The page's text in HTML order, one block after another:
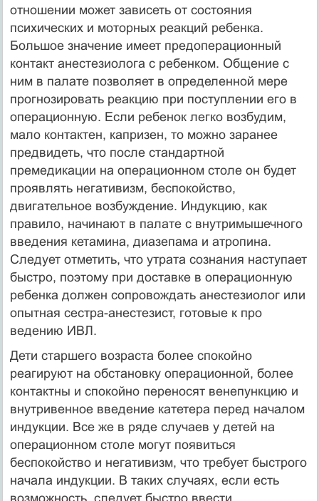
отношении может зависеть от состояния
психических и моторных реакций ребенка.
Большое значение имеет предоперационный
контакт анестезиолога с ребенком. Общение с
ним в палате позволяет в определенной мере
прогнозировать реакцию при поступлении его в
операционную. Если ребенок легко возбудим,
мало контактен, капризен, то можно заранее
предвидеть, что после стандартной
премедикации на операционном столе он будет
проявлять негативизм, беспокойство,
двигательное возбуждение. Индукцию, как
правило, начинают в палате с внутримышечного
введения кетамина, диазепама и атропина.
Следует отметить, что утрата сознания наступает
быстро, поэтому при доставке в операционную
ребенка должен сопровождать анестезиолог или
опытная сестра-анестезист, готовые к про
ведению ИВЛ.
Дети старшего возраста более спокойно
реагируют на обстановку операционной, более
контактны и спокойно переносят венепункцию и
внутривенное введение катетера перед началом
индукции. Все же в ряде случаев у детей на
операционном столе могут появиться
беспокойство и негативизм, что требует быстрого
начала индукции. В таких случаях, если есть
возможность, следует быстро ввести